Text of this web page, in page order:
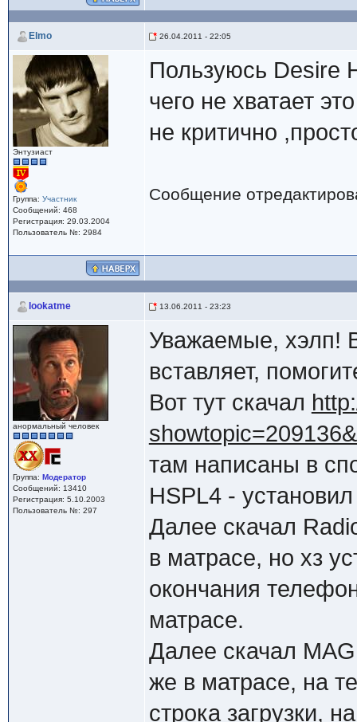
Elmo 26.04.2011 - 22:05
Энтузиаст
Группа: Участник
Сообщений: 468
Регистрация: 29.03.2004
Пользователь №: 2984
Пользуюсь Desire
чего не хватает
не критично
Сообщение
lookatme 13.06.2011 - 23:23
анормальный человек
Группа: Модератор
Сообщений: 13410
Регистрация: 5.10.2003
Пользователь №: 297
Уважаемые, хэлп!
вставляет,
Вот тут скачал
там написаны в
HSPL4 -
Далее скачал
в матрасе, но хз
окончания
матрасе.
Далее скачал
же в матрасе, на
строка загрузки,